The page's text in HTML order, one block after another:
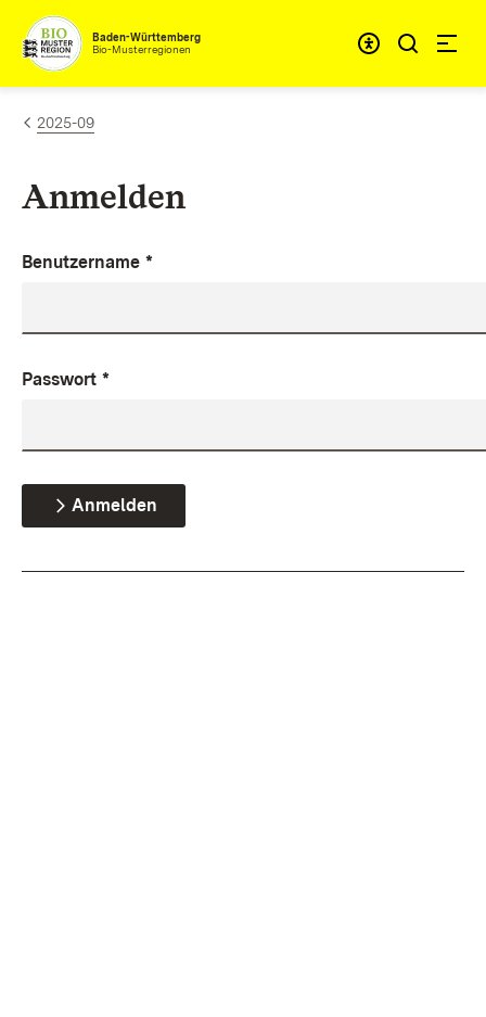
Zum Inhalt springen
Baden-Württemberg
Bio-Musterregionen
2025-09
Anmelden
Benutzername *
Passwort *
Anmelden